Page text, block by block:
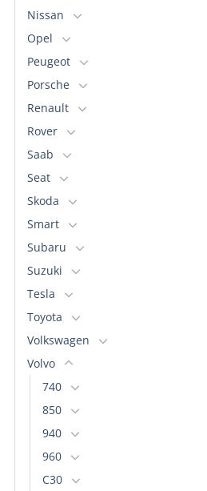
Nissan
Opel
Peugeot
Porsche
Renault
Rover
Saab
Seat
Skoda
Smart
Subaru
Suzuki
Tesla
Toyota
Volkswagen
Volvo
740
850
940
960
C30